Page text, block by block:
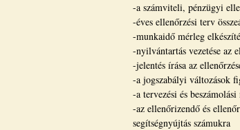
-a számviteli, pénzügyi
-éves ellenőrzési terv
-munkaidő mérleg
-nyilvántartás vezetése az
-jelentés írása az
-a jogszabályi változások
-a tervezési és
-az ellenőrizendő és
segítségnyújtás számukra